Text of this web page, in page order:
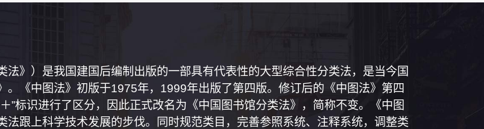
法》）是我国建国后编制出版的一部具有代表性的大型综合性分类法，是当今国
。《中图法》初版于1975年，1999年出版了第四版。修订后的《中图法》第四
”标识进行了区分，因此正式改名为《中国图书馆分类法》，简称不变。《中图
跟上科学技术发展的步伐。同时规范类目，完善参照系统、注释系统，调整类